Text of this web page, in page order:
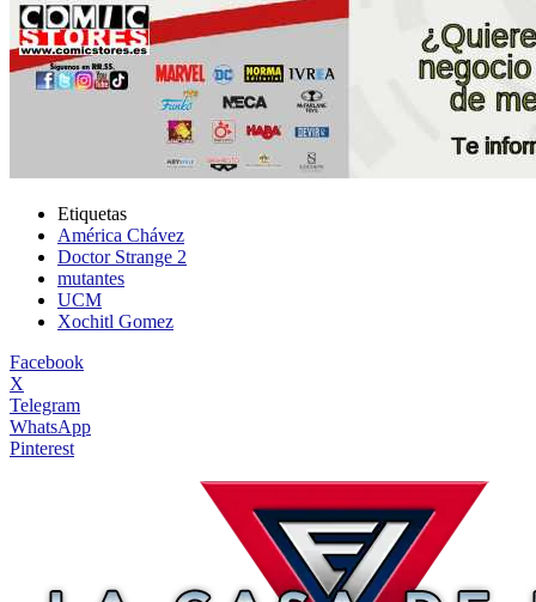
Etiquetas
América Chávez
Doctor Strange 2
mutantes
UCM
Xochitl Gomez
Facebook
X
Telegram
WhatsApp
Pinterest